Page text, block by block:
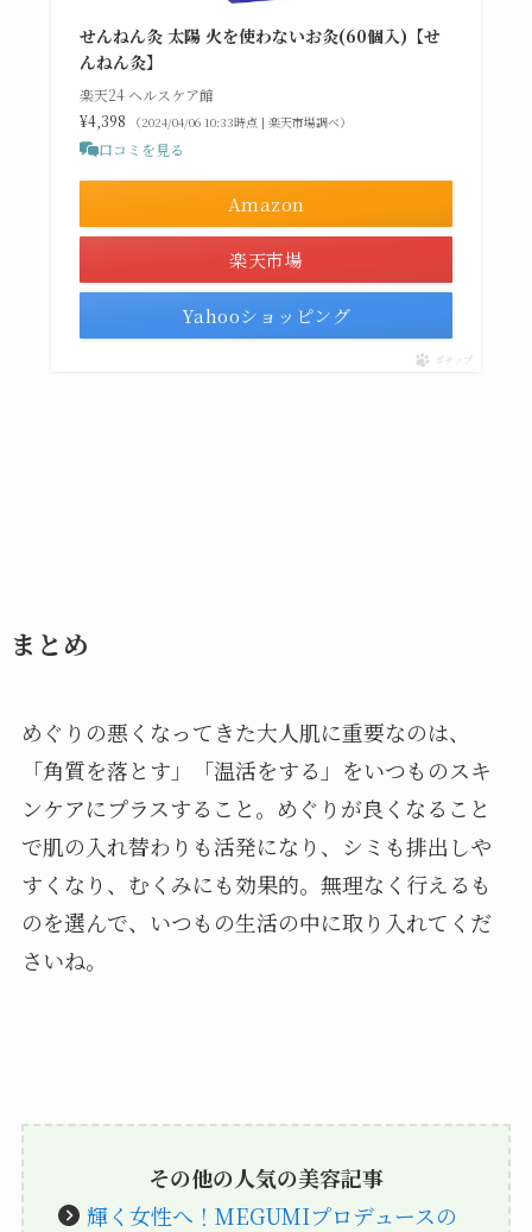
せんねん灸 太陽 火を使わないお灸(60個入)【せ
んねん灸】
楽天24 ヘルスケア館
¥4,398
（2024/04/06 10:33時点 | 楽天市場調べ）
口コミを見る
Amazon
楽天市場
Yahooショッピング
ポチップ
まとめ
めぐりの悪くなってきた大人肌に重要なのは、
「角質を落とす」「温活をする」をいつものスキ
ンケアにプラスすること。めぐりが良くなること
で肌の入れ替わりも活発になり、シミも排出しや
すくなり、むくみにも効果的。無理なく行えるも
のを選んで、いつもの生活の中に取り入れてくだ
さいね。
その他の人気の美容記事
輝く女性へ！MEGUMIプロデュースの